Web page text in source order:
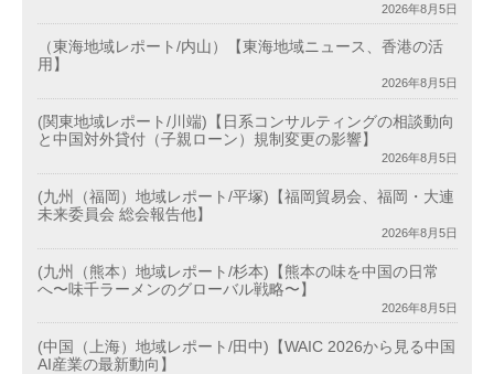
2026年8月5日
（東海地域レポート/内山）【東海地域ニュース、香港の活
用】
2026年8月5日
(関東地域レポート/川端)【日系コンサルティングの相談動向
と中国対外貸付（子親ローン）規制変更の影響】
2026年8月5日
(九州（福岡）地域レポート/平塚)【福岡貿易会、福岡・大連
未来委員会 総会報告他】
2026年8月5日
(九州（熊本）地域レポート/杉本)【熊本の味を中国の日常
へ〜味千ラーメンのグローバル戦略〜】
2026年8月5日
(中国（上海）地域レポート/田中)【WAIC 2026から見る中国
AI産業の最新動向】